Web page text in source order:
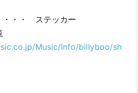
・・ ステッカー
Music/Info/billyboo/sh